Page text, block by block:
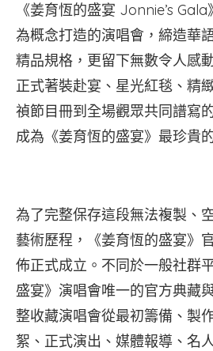
《姜育恆的盛宴 Jonnie’s Gala
為概念打造的演唱會，締造華
精品規格，更留下無數令人感
正式著裝赴宴、星光紅毯、精
禎節目冊到全場觀眾共同譜寫
成為《姜育恆的盛宴》最珍貴
為了完整保存這段無法複製、
藝術歷程，《姜育恆的盛宴》
佈正式成立。不同於一般社群
盛宴》演唱會唯一的官方典藏
整收藏演唱會從最初籌備、製
絮、正式演出、媒體報導、名